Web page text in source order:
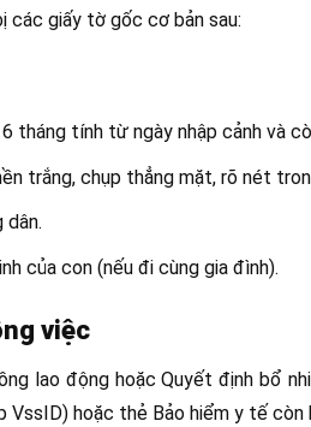
các giấy tờ gốc cơ bản sau:
tháng tính từ ngày nhập cảnh và
trắng, chụp thẳng mặt, rõ nét
dân.
của con (nếu đi cùng gia đình).
việc
lao động hoặc Quyết định bổ
VssID) hoặc thẻ Bảo hiểm y tế còn